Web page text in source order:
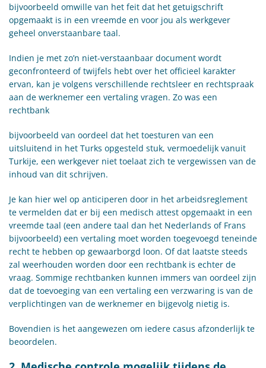
bijvoorbeeld omwille van het feit dat het getuigschrift
opgemaakt is in een vreemde en voor jou als werkgever
geheel onverstaanbare taal.
Indien je met zo’n niet-verstaanbaar document wordt
geconfronteerd of twijfels hebt over het officieel karakter
ervan, kan je volgens verschillende rechtsleer en rechtspraak
aan de werknemer een vertaling vragen. Zo was een
rechtbank
bijvoorbeeld van oordeel dat het toesturen van een
uitsluitend in het Turks opgesteld stuk, vermoedelijk vanuit
Turkije, een werkgever niet toelaat zich te vergewissen van de
inhoud van dit schrijven.
Je kan hier wel op anticiperen door in het arbeidsreglement
te vermelden dat er bij een medisch attest opgemaakt in een
vreemde taal (een andere taal dan het Nederlands of Frans
bijvoorbeeld) een vertaling moet worden toegevoegd teneinde
recht te hebben op gewaarborgd loon. Of dat laatste steeds
zal weerhouden worden door een rechtbank is echter de
vraag. Sommige rechtbanken kunnen immers van oordeel zijn
dat de toevoeging van een vertaling een verzwaring is van de
verplichtingen van de werknemer en bijgevolg nietig is.
Bovendien is het aangewezen om iedere casus afzonderlijk te
beoordelen.